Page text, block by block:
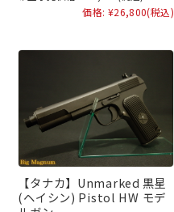
価格: ¥26,800(税込)
【タナカ】Unmarked 黒星
(ヘイシン) Pistol HW モデ